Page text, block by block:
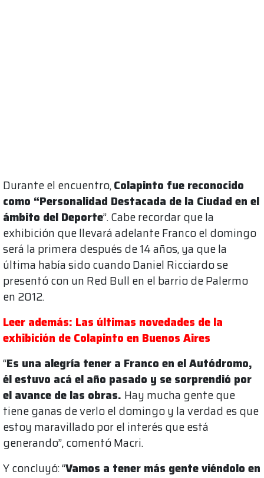
Durante el encuentro,Colapinto fue reconocido
como “Personalidad Destacada de la Ciudad en el
ámbito del Deporte”. Cabe recordar que la
exhibición que llevará adelante Franco el domingo
será la primera después de 14 años, ya que la
última había sido cuando Daniel Ricciardo se
presentó con un Red Bull en el barrio de Palermo
en 2012.
Leer además: Las últimas novedades de la
exhibición de Colapinto en Buenos Aires
“Es una alegría tener a Franco en el Autódromo,
él estuvo acá el año pasado y se sorprendió por
el avance de las obras. Hay mucha gente que
tiene ganas de verlo el domingo y la verdad es que
estoy maravillado por el interés que está
generando”, comentó Macri.
Y concluyó: “Vamos a tener más gente viéndolo en